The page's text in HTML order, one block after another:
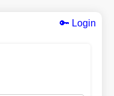
🔑 Login